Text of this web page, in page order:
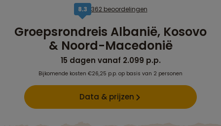
8,3 362 beoordelingen
Groepsrondreis Albanië, Kosovo
& Noord-Macedonië
15 dagen vanaf 2.099 p.p.
Bijkomende kosten €26,25 p.p. op basis van 2 personen
Data & prijzen